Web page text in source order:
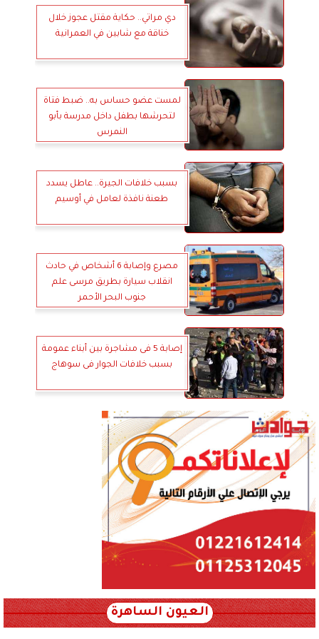
دي مراتي.. حكاية مقتل عجوز خلال
خناقة مع شابين في العمرانية
لمست عضو حساس به.. ضبط فتاة
لتحرشها بطفل داخل مدرسة بأبو
النمرس
بسبب خلافات الجيرة.. عاطل يسدد
طعنة نافذة لعامل في أوسيم
مصرع وإصابة 6 أشخاص في حادث
انقلاب سيارة بطريق مرسى علم
جنوب البحر الأحمر
إصابة 5 فى مشاجرة بين أبناء عمومة
بسبب خلافات الجوار فى سوهاج
العيون الساهرة